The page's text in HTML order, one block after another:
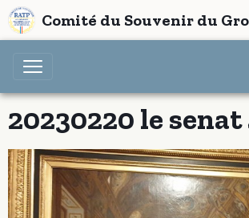
Comité du Souvenir du
20230220 le senat